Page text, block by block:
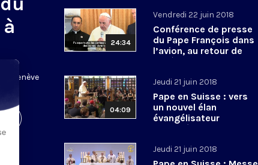
à Genève
24:34
Vendredi 22 juin 2018
Conférence de presse
du Pape François dans
l’avion, au retour de
Genève
04:09
Jeudi 21 juin 2018
Pape en Suisse : vers
un nouvel élan
évangélisateur
oecuménique
Jeudi 21 juin 2018